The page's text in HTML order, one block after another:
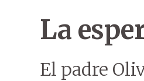
La
El padre